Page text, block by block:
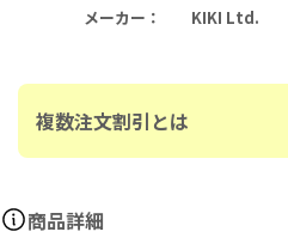
メーカー ： KIKI Ltd.
複数注文割引とは
商品詳細